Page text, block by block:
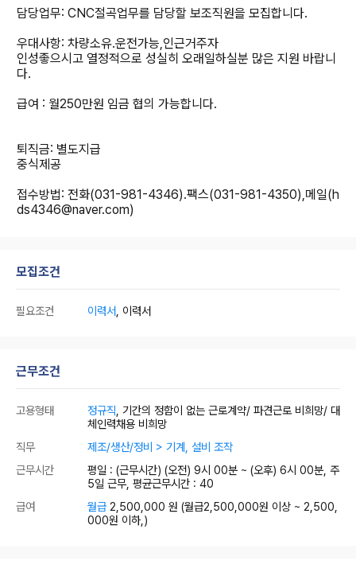
담당업무: CNC절곡업무를 담당할 보조직원을 모집합니다.
우대사항: 차량소유.운전가능,인근거주자
인성좋으시고 열정적으로 성실히 오래일하실분 많은 지원 바랍니
다.
급여 : 월250만원 임금 협의 가능합니다.
퇴직금: 별도지급
중식제공
접수방법: 전화(031-981-4346).팩스(031-981-4350),메일(h
ds4346@naver.com)
모집조건
필요조건 이력서 , 이력서
근무조건
고용형태 정규직 , 기간의 정함이 없는 근로계약/ 파견근로 비희망/ 대
체인력채용 비희망
직무
제조/생산/정비 > 기계, 설비 조작
근무시간
평일 : (근무시간) (오전) 9시 00분 ~ (오후) 6시 00분, 주
5일 근무, 평균근무시간 : 40
급여
월급 2,500,000 원 (월급2,500,000원 이상 ~ 2,500,
000원 이하,)